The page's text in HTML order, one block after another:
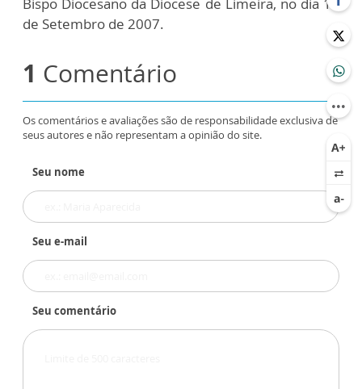
Bispo Diocesano da Diocese de Limeira, no dia 15
de Setembro de 2007.
1 Comentário
Os comentários e avaliações são de responsabilidade exclusiva de
seus autores e não representam a opinião do site.
Seu nome
Seu e-mail
Seu comentário